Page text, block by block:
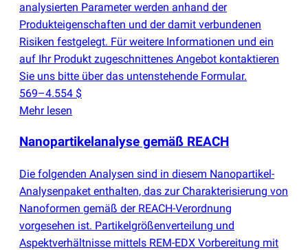
analysierten Parameter werden anhand der
Produkteigenschaften und der damit verbundenen
Risiken festgelegt. Für weitere Informationen und ein
auf Ihr Produkt zugeschnittenes Angebot kontaktieren
Sie uns bitte über das untenstehende Formular.
569–4.554 $
Mehr lesen
Nanopartikelanalyse gemäß REACH
Die folgenden Analysen sind in diesem Nanopartikel-
Analysenpaket enthalten, das zur Charakterisierung von
Nanoformen gemäß der REACH-Verordnung
vorgesehen ist. Partikelgrößenverteilung und
Aspektverhältnisse mittels REM-EDX Vorbereitung mit